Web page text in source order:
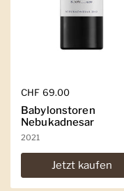
Regulärer Preis
CHF 69.00
Babylonstoren
Nebukadnesar
2021
Jetzt kaufen